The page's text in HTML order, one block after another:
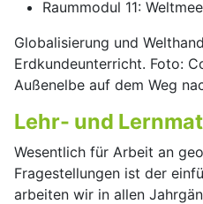
Raummodul 11:
Globalisierung und
Erdkundeunterricht. Foto:
Außenelbe auf dem Weg
Lehr- und
Wesentlich für Arbeit an
Fragestellungen ist der
arbeiten wir in allen